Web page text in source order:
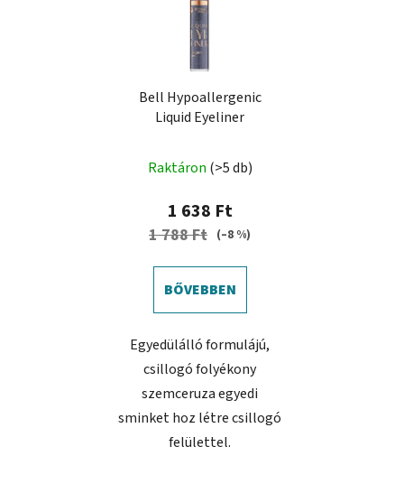
Bell Hypoallergenic
Liquid Eyeliner
Raktáron (>5 db)
1 638 Ft
1 788 Ft (–8 %)
BŐVEBBEN
Egyedülálló formulájú,
csillogó folyékony
szemceruza egyedi
sminket hoz létre csillogó
felülettel.